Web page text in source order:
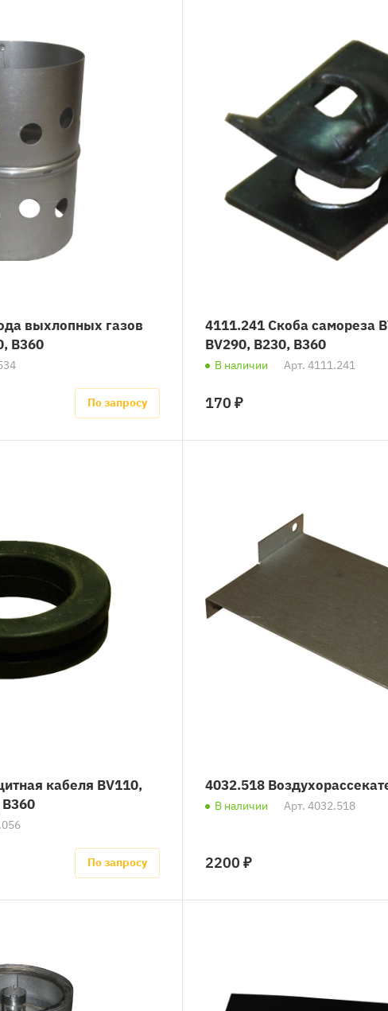
выхлопных газов
B360
По запросу
4111.241 Скоба самореза
BV290, B230, B360
В наличии Арт. 4111.241
170 ₽
кабеля BV110,
По запросу
4032.518
В наличии Арт. 4032.518
2200 ₽